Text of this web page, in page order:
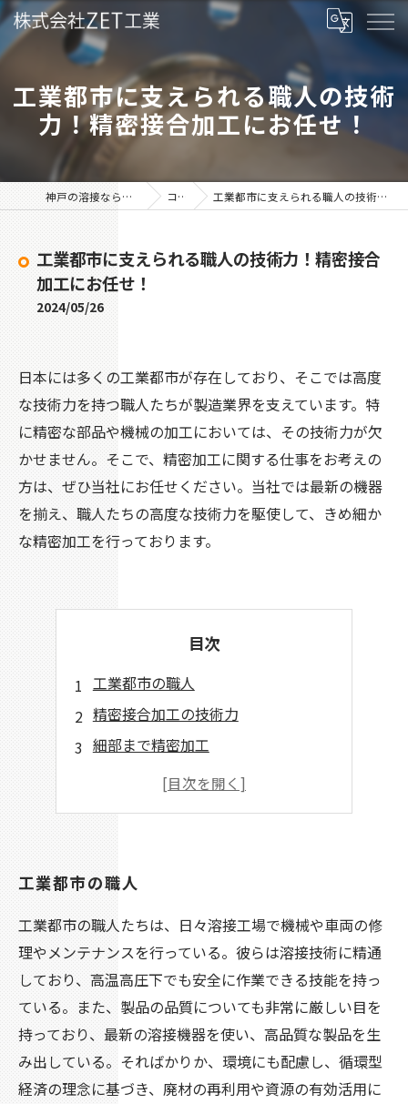
工業都市に支えられる職人の技術
力！精密接合加工にお任せ！
神戸の溶接なら株式会社ZET工業 コラム 工業都市に支えられる職人の技術力！精密接合加工にお任せ！
工業都市に支えられる職人の技術力！精密接合
加工にお任せ！
2024/05/26
日本には多くの工業都市が存在しており、そこでは高度
な技術力を持つ職人たちが製造業界を支えています。特
に精密な部品や機械の加工においては、その技術力が欠
かせません。そこで、精密加工に関する仕事をお考えの
方は、ぜひ当社にお任せください。当社では最新の機器
を揃え、職人たちの高度な技術力を駆使して、きめ細か
な精密加工を行っております。
目次
工業都市の職人
精密接合加工の技術力
細部まで精密加工
工業都市の加工技術に圧倒
工業都市の職人
工業都市の職人たちは、日々溶接工場で機械や車両の修
理やメンテナンスを行っている。彼らは溶接技術に精通
しており、高温高圧下でも安全に作業できる技能を持っ
ている。また、製品の品質についても非常に厳しい目を
持っており、最新の溶接機器を使い、高品質な製品を生
み出している。そればかりか、環境にも配慮し、循環型
経済の理念に基づき、廃材の再利用や資源の有効活用に